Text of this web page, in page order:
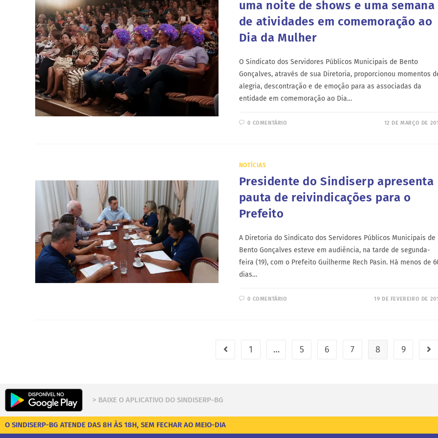
uma noite de shows e uma semana
de atividades em comemoração ao
Dia da Mulher
O Sindicato dos Servidores Públicos Municipais de Bento
Gonçalves, através de sua Diretoria, proporcionou momentos
alegria, descontração e de emoção para as associadas da
entidade em comemoração ao Dia…
0 COMENTÁRIO 12 DE MARÇO DE
NOTÍCIAS
Presidente do Sindiserp apresenta
pauta de reivindicações para o
Prefeito
A Diretoria do Sindicato dos Servidores Públicos Municipais de
Bento Gonçalves esteve em audiência, na tarde de segunda-
feira (19), com o Prefeito Guilherme Rech Pasin. Há menos de
dias…
0 COMENTÁRIO 19 DE FEVEREIRO DE
1 … 5 6 7 8 9
> BAIXE O APLICATIVO DO SINDISERP-BG
O SINDISERP-BG ATENDE DAS 8H ÀS 18H, SEM FECHAR AO MEIO-DIA